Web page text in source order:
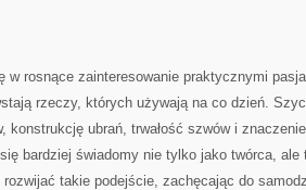
w rosnące zainteresowanie praktycznymi
rzeczy, których używają na co dzień.
konstrukcję ubrań, trwałość szwów i
bardziej świadomy nie tylko jako twórca, ale
takie podejście, zachęcając do